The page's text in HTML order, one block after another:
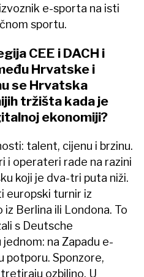
e-sporta na isti
sportu.
CEE i DACH i
Hrvatske i
se Hrvatska
tržišta kada je
ekonomiji?
talent, cijenu i brzinu.
i operateri rade na razini
koji je dva-tri puta niži.
europski turnir iz
Berlina ili Londona. To
s Deutsche
na Zapadu e-
potporu. Sponzore,
ozbiljno. U